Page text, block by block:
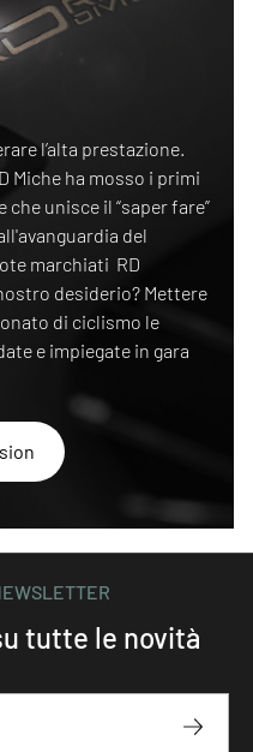
l’alta prestazione.
Miche ha mosso i primi
unisce il “saper fare”
del
marchiati RD
desiderio? Mettere
di ciclismo le
e impiegate in gara
tutte le novità
Iscriviti